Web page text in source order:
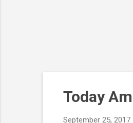
Today
September 25, 2017